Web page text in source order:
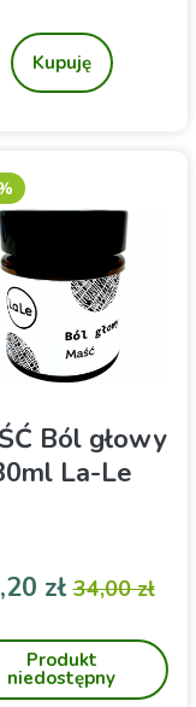
ałunem
Kupuję
Ból głowy
La-Le
rozwiązanie dla
które szukają
naturalnej ulgi w
złCena
34,00 zł
Produkt
niedostępny